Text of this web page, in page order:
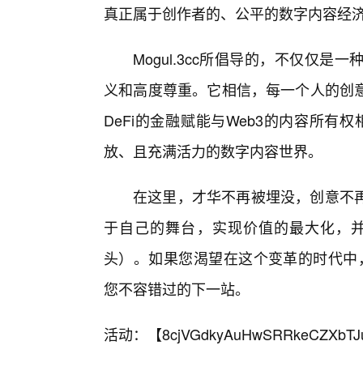
真正属于创作者的、公平的数字内容经
Mogul.3cc所倡导的，不仅仅是一
义和高度尊重。它相信，每一个人的
DeFi的金融赋能与Web3的内容所有
放、且充满活力的数字内容世界。
在这里，才华不再被埋没，创意不
于自己的舞台，实现价值的最大化，
头）。如果您渴望在这个变革的时代
您不容错过的下一站。
活动：【